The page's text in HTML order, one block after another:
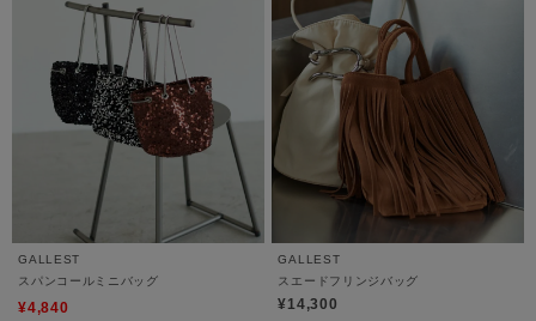
GALLEST
スパンコールミニバッグ
¥4,840
GALLEST
スエードフリンジバッグ
¥14,300